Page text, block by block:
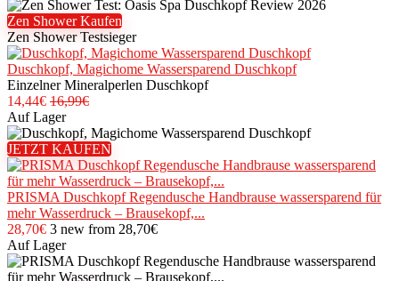
Zen Shower Kaufen
Zen Shower Testsieger
Duschkopf, Magichome Wassersparend Duschkopf
Einzelner Mineralperlen Duschkopf
14,44€ 16,99€
Auf Lager
JETZT KAUFEN
PRISMA Duschkopf Regendusche Handbrause wassersparend für
mehr Wasserdruck – Brausekopf,...
28,70€ 3 new from 28,70€
Auf Lager